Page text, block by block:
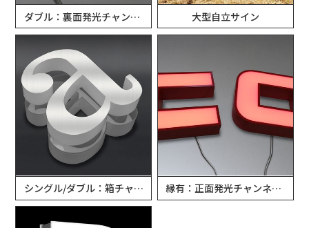
ダブル：裏面発光チャンネル文字 大型自立サイン
シングル/ダブル：箱チャンネル文字 縁有：正面発光チャンネル文字